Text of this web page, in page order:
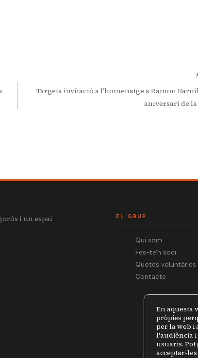
Targeta invitació a l’homenatge a Ramon
aniversari de
i un espai
EL GRUP
Qui som
Fes-te'n soci
Quotes voluntàries
Contacte
En aquesta
pròpies
per la web i
l'audiència
usuaris. Pot
acceptar-